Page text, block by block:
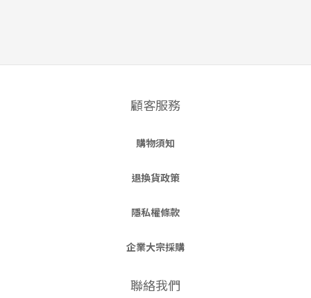
顧客服務
購物須知
退換貨政策
隱私權條款
企業大宗採購
聯絡我們